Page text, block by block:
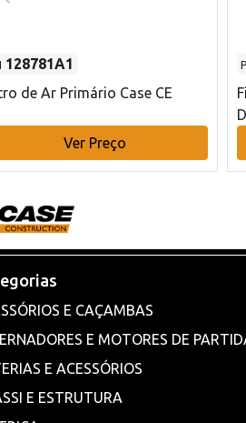
128781A1
de Ar Primário Case CE
Ver Preço
E CAÇAMBAS
E MOTORES DE
E ACESSÓRIOS
E ESTRUTURA